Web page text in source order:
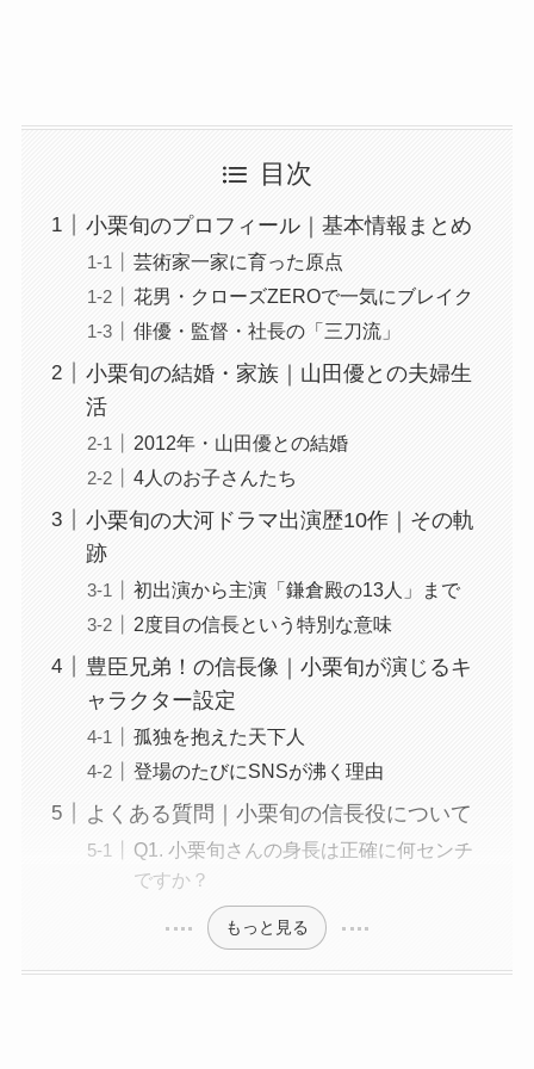
目次
小栗旬のプロフィール｜基本情報まとめ
芸術家一家に育った原点
花男・クローズZEROで一気にブレイク
俳優・監督・社長の「三刀流」
小栗旬の結婚・家族｜山田優との夫婦生
活
2012年・山田優との結婚
4人のお子さんたち
小栗旬の大河ドラマ出演歴10作｜その軌
跡
初出演から主演「鎌倉殿の13人」まで
2度目の信長という特別な意味
豊臣兄弟！の信長像｜小栗旬が演じるキ
ャラクター設定
孤独を抱えた天下人
登場のたびにSNSが沸く理由
よくある質問｜小栗旬の信長役について
Q1. 小栗旬さんの身長は正確に何センチ
ですか？
もっと見る